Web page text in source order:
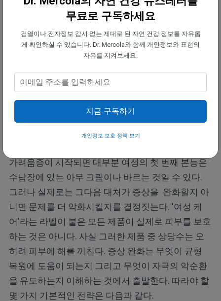
상태
(>4.5)
상태
(>4.5)
유발
항생
호르
몬
질 세척
및 성
활동
콘돔을
사용하
지 않은
비누
제
자가
및 호
지금 당장 질 가려움증에 도움이 되는 조치
가려움증이 시작되면 대부분 여성의 첫 번째 본능은
수납장에 있는 아무 크림이나 바르는 것일 수 있다.
그러나 실제로는 그다음 대처가 증상을 완화할지 아
니면 문제를 더 악화시킬지를 결정짓는다. '여성 케
어'라는 라벨이 붙은 모든 제품이 실제로 피부를 보호
하는 것은 아니다. 사실 그러한 제품 중 상당수는 오
히려 피부에 해를 끼친다. 증상 완화는 무엇이 균형
복원에 도움이 되는지 그리고 무엇이 자극의 악순환
을 유도하는지 이해하는 것에서 출발한다. 따라야 할
몇 가지 기본적인 전략은 다음과 같다.
무료로 구독하세요
검열이나 전자정보 감시 없는 제대로 된 자연 건강 정보를 자유롭
게 확인하실 수 있습니다. Dr. Mercola와 함께 개인정보와 표현의
자유를 지켜보세요.
지금 구독하기
개인정보 보호 정책 보기